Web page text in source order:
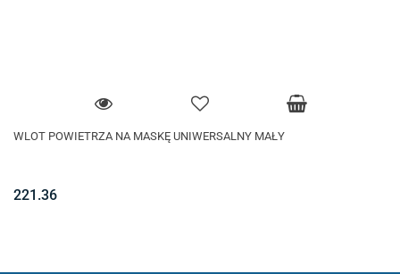
WLOT POWIETRZA NA MASKĘ UNIWERSALNY MAŁY
221.36